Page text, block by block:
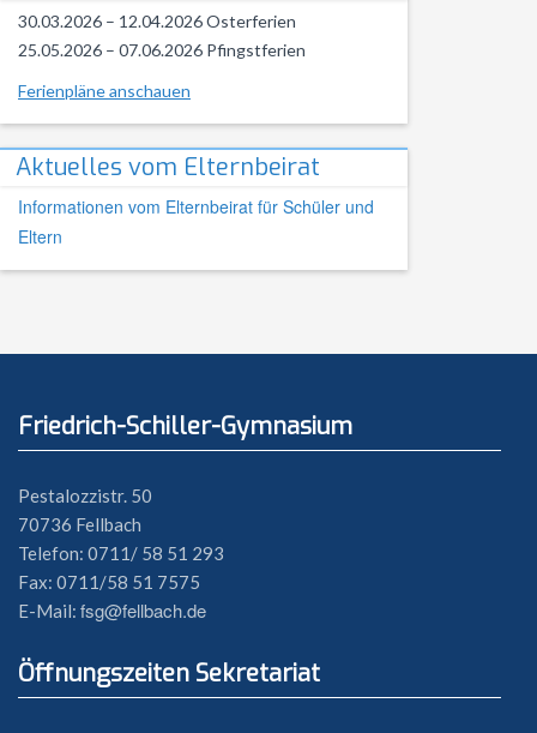
30.03.2026 – 12.04.2026 Osterferien
25.05.2026 – 07.06.2026 Pfingstferien
Ferienpläne anschauen
Aktuelles vom Elternbeirat
Informationen vom Elternbeirat für Schüler und
Eltern
Friedrich-Schiller-Gymnasium
Pestalozzistr. 50
70736 Fellbach
Telefon: 0711/ 58 51 293
Fax: 0711/58 51 7575
E-Mail: fsg@fellbach.de
Öffnungszeiten Sekretariat